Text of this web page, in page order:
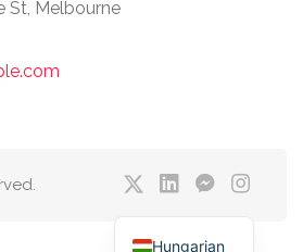
St, Melbourne
Hungarian